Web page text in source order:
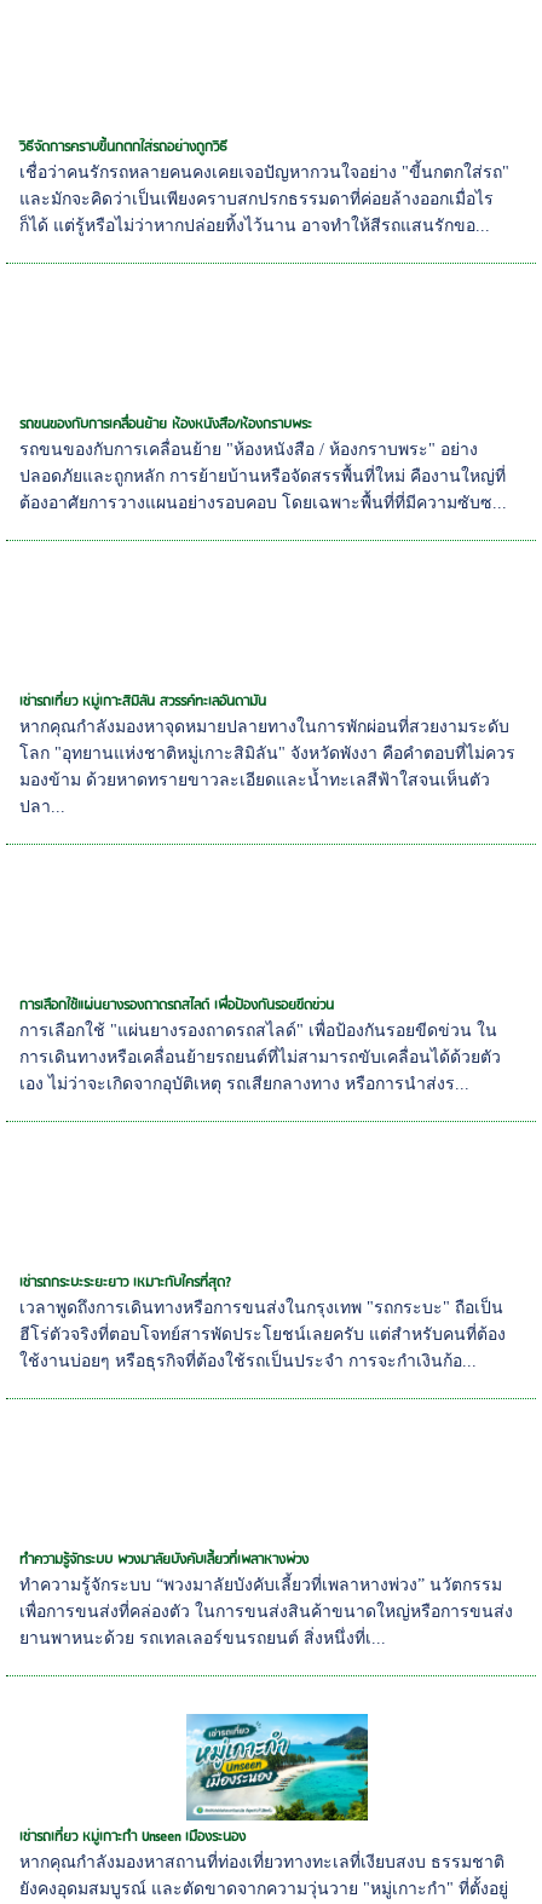
วิธีจัดการคราบขี้นกตกใส่รถอย่างถูกวิธี
เชื่อว่าคนรักรถหลายคนคงเคยเจอปัญหากวนใจอย่าง "ขี้นกตกใส่รถ"
และมักจะคิดว่าเป็นเพียงคราบสกปรกธรรมดาที่ค่อยล้างออกเมื่อไร
ก็ได้ แต่รู้หรือไม่ว่าหากปล่อยทิ้งไว้นาน อาจทำให้สีรถแสนรักขอ...
รถขนของกับการเคลื่อนย้าย ห้องหนังสือ/ห้องกราบพระ
รถขนของกับการเคลื่อนย้าย "ห้องหนังสือ / ห้องกราบพระ" อย่าง
ปลอดภัยและถูกหลัก การย้ายบ้านหรือจัดสรรพื้นที่ใหม่ คืองานใหญ่ที่
ต้องอาศัยการวางแผนอย่างรอบคอบ โดยเฉพาะพื้นที่ที่มีความซับซ...
เช่ารถเที่ยว หมู่เกาะสิมิลัน สวรรค์ทะเลอันดามัน
หากคุณกำลังมองหาจุดหมายปลายทางในการพักผ่อนที่สวยงามระดับ
โลก "อุทยานแห่งชาติหมู่เกาะสิมิลัน" จังหวัดพังงา คือคำตอบที่ไม่ควร
มองข้าม ด้วยหาดทรายขาวละเอียดและน้ำทะเลสีฟ้าใสจนเห็นตัว
ปลา...
การเลือกใช้แผ่นยางรองถาดรถสไลด์ เพื่อป้องกันรอยขีดข่วน
การเลือกใช้ "แผ่นยางรองถาดรถสไลด์" เพื่อป้องกันรอยขีดข่วน ใน
การเดินทางหรือเคลื่อนย้ายรถยนต์ที่ไม่สามารถขับเคลื่อนได้ด้วยตัว
เอง ไม่ว่าจะเกิดจากอุบัติเหตุ รถเสียกลางทาง หรือการนำส่งร...
เช่ารถกระบะระยะยาว เหมาะกับใครที่สุด?
เวลาพูดถึงการเดินทางหรือการขนส่งในกรุงเทพ "รถกระบะ" ถือเป็น
ฮีโร่ตัวจริงที่ตอบโจทย์สารพัดประโยชน์เลยครับ แต่สำหรับคนที่ต้อง
ใช้งานบ่อยๆ หรือธุรกิจที่ต้องใช้รถเป็นประจำ การจะกำเงินก้อ...
ทำความรู้จักระบบ พวงมาลัยบังคับเลี้ยวที่เพลาหางพ่วง
ทำความรู้จักระบบ “พวงมาลัยบังคับเลี้ยวที่เพลาหางพ่วง” นวัตกรรม
เพื่อการขนส่งที่คล่องตัว ในการขนส่งสินค้าขนาดใหญ่หรือการขนส่ง
ยานพาหนะด้วย รถเทลเลอร์ขนรถยนต์ สิ่งหนึ่งที่เ...
เช่ารถเที่ยว หมู่เกาะกำ Unseen เมืองระนอง
หากคุณกำลังมองหาสถานที่ท่องเที่ยวทางทะเลที่เงียบสงบ ธรรมชาติ
ยังคงอุดมสมบูรณ์ และตัดขาดจากความวุ่นวาย "หมู่เกาะกำ" ที่ตั้งอยู่